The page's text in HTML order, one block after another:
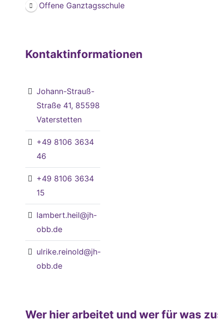
Offene Ganztagsschule
Kontaktinformationen
Johann-Strauß-
Straße 41, 85598
Vaterstetten
+49 8106 3634
46
+49 8106 3634
15
lambert.heil@jh-
obb.de
ulrike.reinold@jh-
obb.de
Wer hier arbeitet und wer für was